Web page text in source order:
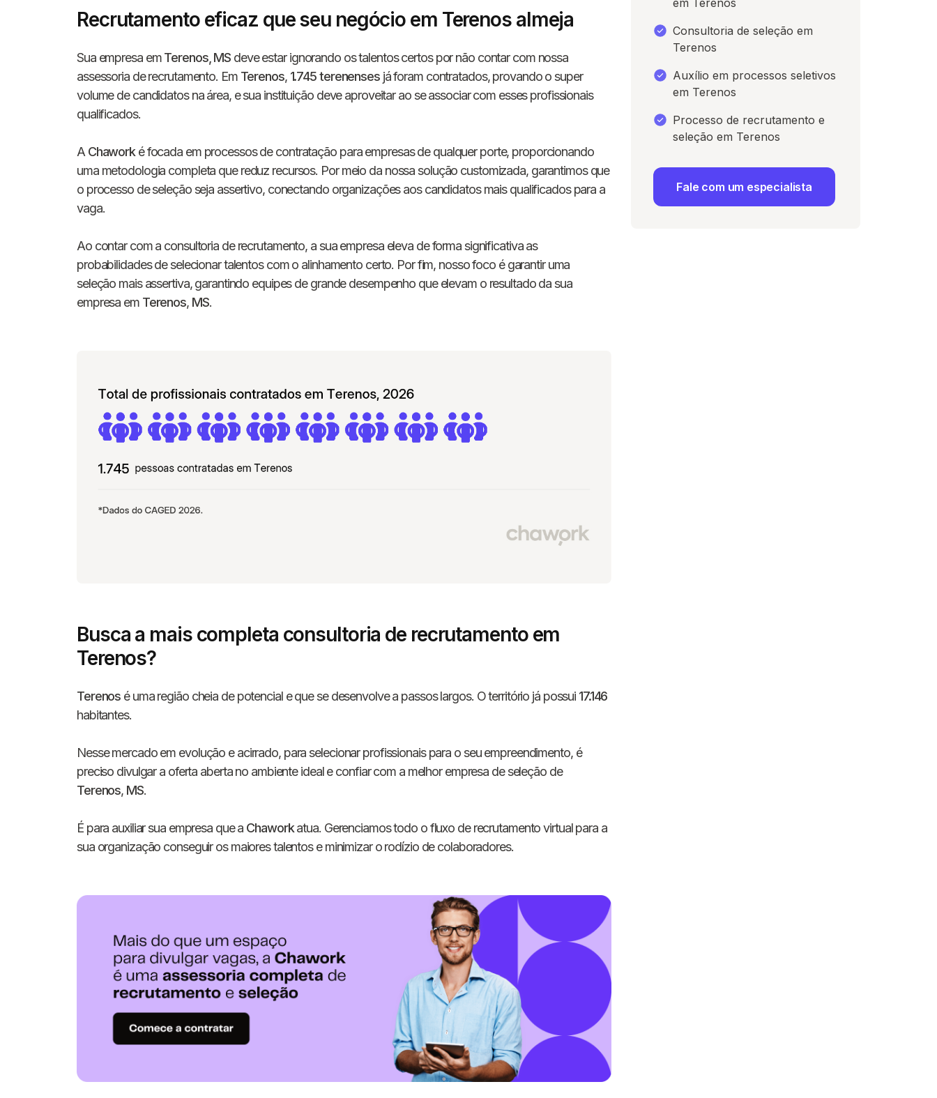
Recrutamento eficaz que seu negócio em Terenos almeja
Sua empresa emTerenos, MS deve estar ignorando os talentos certos por não contar com nossa
assessoria de recrutamento. Em Terenos, 1.745 terenensesjá foram contratados, provando o super
volume de candidatos na área, e sua instituição deve aproveitar ao se associar com esses profissionais
qualificados.
A Chawork é focada em processos de contratação para empresas de qualquer porte, proporcionando
uma metodologia completa que reduz recursos. Por meio da nossa solução customizada, garantimos que
o processo de seleção seja assertivo, conectando organizações aos candidatos mais qualificados para a
vaga.
Ao contar com a consultoria de recrutamento, a sua empresa eleva de forma significativa as
probabilidades de selecionar talentos com o alinhamento certo. Por fim, nosso foco é garantir uma
seleção mais assertiva, garantindo equipes de grande desempenho que elevam o resultado da sua
empresa em Terenos, MS.
Busca a mais completa consultoria de recrutamento em
Terenos?
Terenos é uma região cheia de potencial e que se desenvolve a passos largos. O território já possui 17.146
habitantes.
Nesse mercado em evolução e acirrado, para selecionar profissionais para o seu empreendimento, é
preciso divulgar a oferta aberta no ambiente ideal e confiar com a melhor empresa de seleção de
Terenos, MS.
É para auxiliar sua empresa que a Chaworkatua. Gerenciamos todo o fluxo de recrutamento virtual para a
sua organização conseguir os maiores talentos e minimizar o rodízio de colaboradores.
em Terenos
Consultoria de seleção em
Terenos
Auxílio em processos seletivos
em Terenos
Processo de recrutamento e
seleção em Terenos
Fale com um especialista
Informe seus dados para conversar
conosco!
E-mail
+55 Digite seu telefone